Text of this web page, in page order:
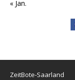
« Jan.
ZeitBote-Saarland